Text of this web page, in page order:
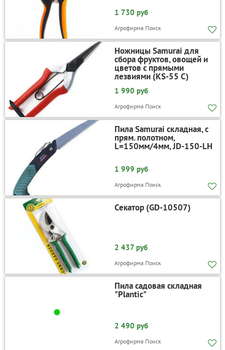
1 730 руб
Агрофирма Поиск
Ножницы Samurai для
сбора фруктов, овощей и
цветов с прямыми
лезвиями (KS-55 C)
1 990 руб
Агрофирма Поиск
Пила Samurai складная, с
прям. полотном,
L=150мм/4мм, JD-150-LH
1 999 руб
Агрофирма Поиск
Секатор (GD-10507)
2 437 руб
Агрофирма Поиск
Пила садовая складная
"Plantic"
2 490 руб
Агрофирма Поиск